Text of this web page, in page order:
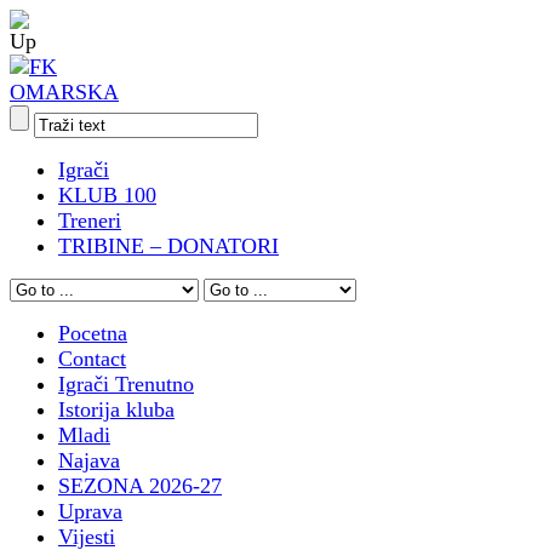
Igrači
KLUB 100
Treneri
TRIBINE – DONATORI
Pocetna
Contact
Igrači Trenutno
Istorija kluba
Mladi
Najava
SEZONA 2026-27
Uprava
Vijesti